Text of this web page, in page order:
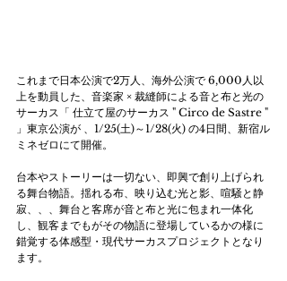
これまで日本公演で2万人、海外公演で 6,000人以
上を動員した、音楽家 × 裁縫師による音と布と光の
サーカス「 仕立て屋のサーカス " Circo de Sastre "
」東京公演が 、1/25(土)～1/28(火) の4日間、新宿ル
ミネゼロにて開催。
台本やストーリーは一切ない、即興で創り上げられ
る舞台物語。揺れる布、映り込む光と影、喧騒と静
寂、、、舞台と客席が音と布と光に包まれ一体化
し、観客までもがその物語に登場しているかの様に
錯覚する体感型・現代サーカスプロジェクトとなり
ます。